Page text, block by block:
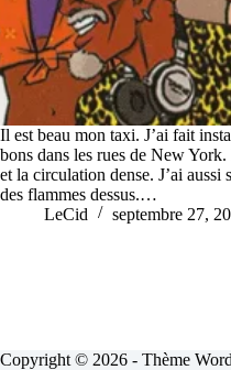
Il est beau mon taxi. J’ai fait
bons dans les rues de New
et la circulation dense. J’ai
des flammes dessus.…
LeCid
septembre 27,
Copyright © 2026 - Thème